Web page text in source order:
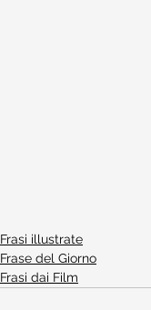
Frasi illustrate
Frase del Giorno
Frasi dai Film